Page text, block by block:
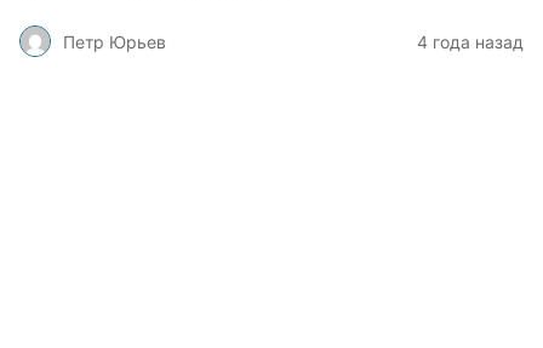
Петр Юрьев 4 года назад